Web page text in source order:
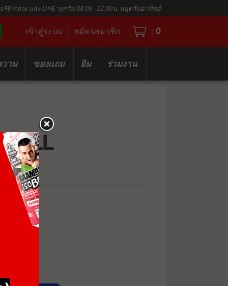
FB Inbox และ LINE: ทุกวัน 08:00 - 22:00น. หยุดวันอาทิตย์
เข้าสู่ระบบ สมัครสมาชิก : 0
าม ของแถม ยิม ร่วมงาน
PULL